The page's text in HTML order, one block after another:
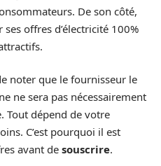
De son côté,
offres d’électricité 100%
noter que le fournisseur le
ne sera pas nécessairement
Tout dépend de votre
C’est pourquoi il est
avant de souscrire.